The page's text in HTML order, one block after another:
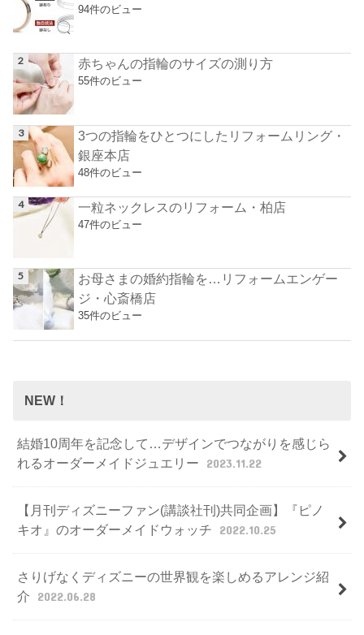
94件のビュー
赤ちゃんの指輪のサイズの測り方
55件のビュー
3つの指輪をひとつにしたリフォームリング・
銀座本店
48件のビュー
一粒ネックレスのリフォーム・柏店
47件のビュー
お母さまの婚約指輪を…リフォームエンゲー
ジ・心斎橋店
35件のビュー
NEW！
結婚10周年を記念して…デザインでつながりを感じら
れるオーダーメイドジュエリー
2023.11.22
【月刊ディズニーファン(講談社刊)共同企画】『ピノ
キオ』のオーダーメイドウォッチ
2022.10.25
さりげなくディズニーの世界観を楽しめるアレンジ紹
介
2022.06.28